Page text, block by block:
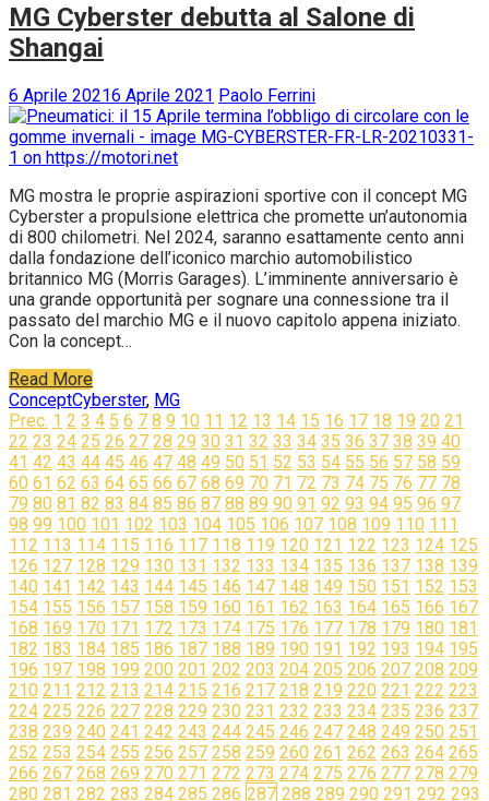
MG Cyberster debutta al Salone di
Shangai
6 Aprile 20216 Aprile 2021 Paolo Ferrini
MG mostra le proprie aspirazioni sportive con il concept MG
Cyberster a propulsione elettrica che promette un’autonomia
di 800 chilometri. Nel 2024, saranno esattamente cento anni
dalla fondazione dell’iconico marchio automobilistico
britannico MG (Morris Garages). L’imminente anniversario è
una grande opportunità per sognare una connessione tra il
passato del marchio MG e il nuovo capitolo appena iniziato.
Con la concept…
Read More
ConceptCyberster, MG
Navigazione
articoli
Prec. 1 2 3 4 5 6 7 8 9 10 11 12 13 14 15 16 17 18 19 20 21
22 23 24 25 26 27 28 29 30 31 32 33 34 35 36 37 38 39 40
41 42 43 44 45 46 47 48 49 50 51 52 53 54 55 56 57 58 59
60 61 62 63 64 65 66 67 68 69 70 71 72 73 74 75 76 77 78
79 80 81 82 83 84 85 86 87 88 89 90 91 92 93 94 95 96 97
98 99 100 101 102 103 104 105 106 107 108 109 110 111
112 113 114 115 116 117 118 119 120 121 122 123 124 125
126 127 128 129 130 131 132 133 134 135 136 137 138 139
140 141 142 143 144 145 146 147 148 149 150 151 152 153
154 155 156 157 158 159 160 161 162 163 164 165 166 167
168 169 170 171 172 173 174 175 176 177 178 179 180 181
182 183 184 185 186 187 188 189 190 191 192 193 194 195
196 197 198 199 200 201 202 203 204 205 206 207 208 209
210 211 212 213 214 215 216 217 218 219 220 221 222 223
224 225 226 227 228 229 230 231 232 233 234 235 236 237
238 239 240 241 242 243 244 245 246 247 248 249 250 251
252 253 254 255 256 257 258 259 260 261 262 263 264 265
266 267 268 269 270 271 272 273 274 275 276 277 278 279
280 281 282 283 284 285 286 287 288 289 290 291 292 293